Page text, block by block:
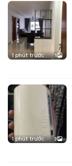
1 phút trước 1
1 phút trước 3